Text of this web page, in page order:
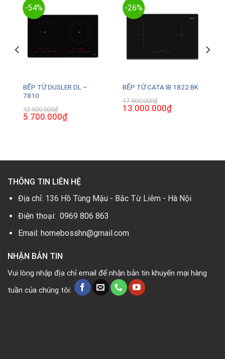
-54%
BẾP TỪ DUSLER DL –
7810
12.500.000₫
Giá
gốc
5.700.000₫Giá
hiện
-26%
BẾP TỪ CATA IB 1822 BK
17.500.000₫
Giá
gốc
13.000.000₫Giá
hiện
THÔNG TIN LIÊN HỆ
Địa chỉ: 136 Hồ Tùng Mậu - Bắc Từ Liêm - Hà Nội
Điện thoại: 0969 806 863
Email: homebosshn@gmail.com
NHẬN BẢN TIN
Vui lòng nhập địa chỉ email để nhận bản tin khuyến mại hàng
tuần của chúng tôi: